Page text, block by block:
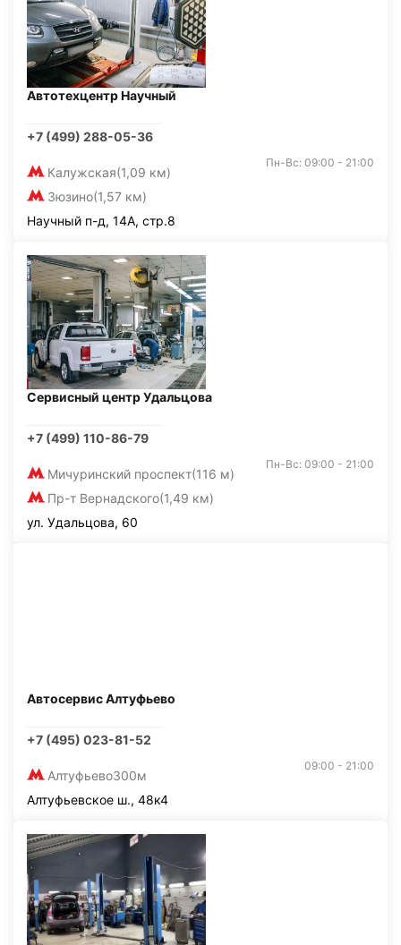
Автотехцентр Научный
+7 (499) 288-05-36
Калужская(1,09 км)
Зюзино(1,57 км)
Пн-Вс: 09:00 - 21:00
Научный п-д, 14А, стр.8
Сервисный центр Удальцова
+7 (499) 110-86-79
Мичуринский проспект(116 м)
Пр-т Вернадского(1,49 км)
Пн-Вс: 09:00 - 21:00
ул. Удальцова, 60
Автосервис Алтуфьево
+7 (495) 023-81-52
Алтуфьево300м
09:00 - 21:00
Алтуфьевское ш., 48к4